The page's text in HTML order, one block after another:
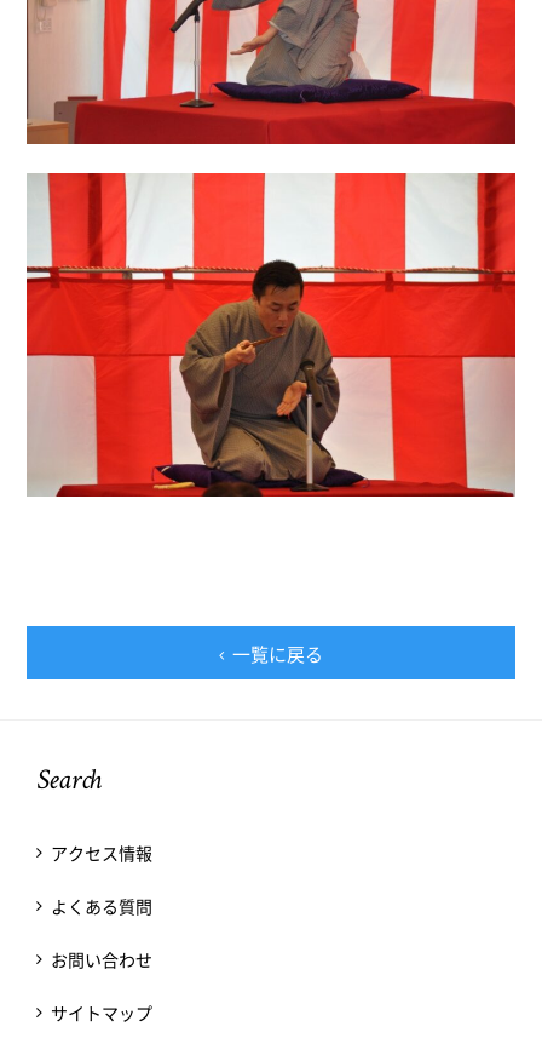
一覧に戻る
Search
アクセス情報
よくある質問
お問い合わせ
サイトマップ